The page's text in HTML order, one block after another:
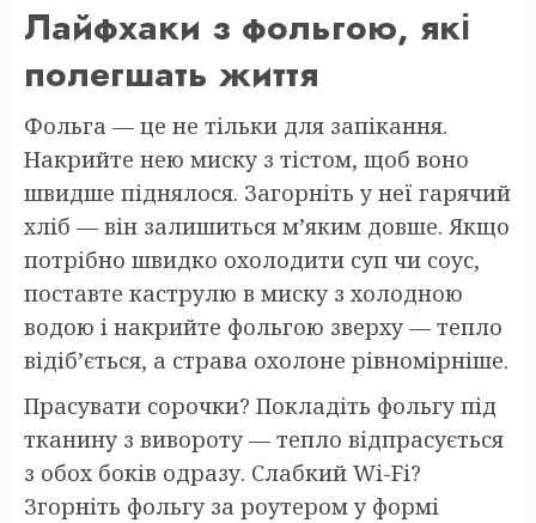
Лайфхаки з фольгою, які
полегшать життя
Фольга — це не тільки для запікання.
Накрийте нею миску з тістом, щоб воно
швидше піднялося. Загорніть у неї гарячий
хліб — він залишиться м’яким довше. Якщо
потрібно швидко охолодити суп чи соус,
поставте каструлю в миску з холодною
водою і накрийте фольгою зверху — тепло
відіб’ється, а страва охолоне рівномірніше.
Прасувати сорочки? Покладіть фольгу під
тканину з вивороту — тепло відпрасується
з обох боків одразу. Слабкий Wi-Fi?
Згорніть фольгу за роутером у формі